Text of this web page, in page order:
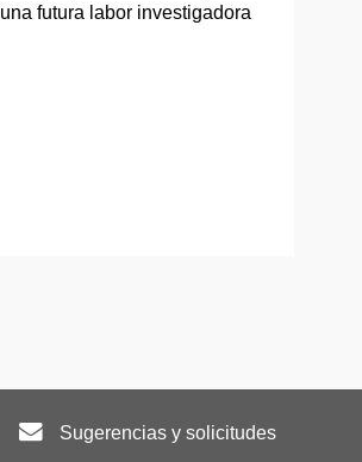
futura labor investigadora
Sugerencias y solicitudes